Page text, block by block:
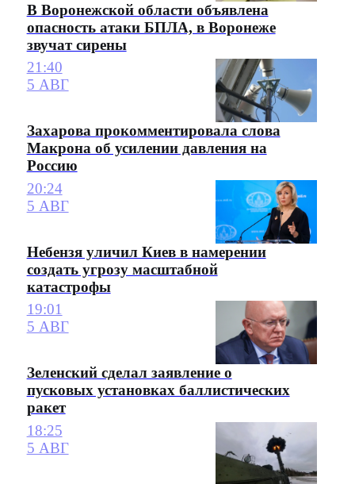
В Воронежской области объявлена
опасность атаки БПЛА, в Воронеже
звучат сирены
21:40
5 АВГ
Захарова прокомментировала слова
Макрона об усилении давления на
Россию
20:24
5 АВГ
Небензя уличил Киев в намерении
создать угрозу масштабной
катастрофы
19:01
5 АВГ
Зеленский сделал заявление о
пусковых установках баллистических
ракет
18:25
5 АВГ